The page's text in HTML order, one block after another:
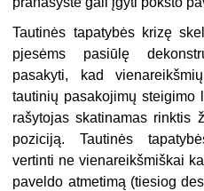
Tautinės tapatybės krizę
pjesėms pasiūlę
pasakyti, kad
tautinių pasakojimų steigimo
rašytojas skatinamas rinktis
poziciją. Tautinės
vertinti ne vienareikšmiškai
paveldo atmetimą (tiesiog